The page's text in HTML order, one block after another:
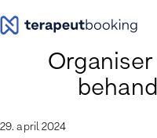
til
29. april 2024